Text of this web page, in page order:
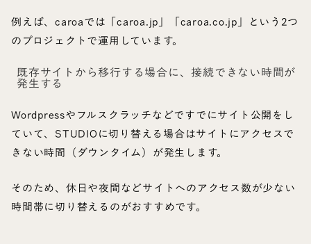
例えば、caroaでは「caroa.jp」「caroa.co.jp」という2つ
のプロジェクトで運用しています。
既存サイトから移行する場合に、接続できない時間が
発生する
Wordpressやフルスクラッチなどですでにサイト公開をし
ていて、STUDIOに切り替える場合はサイトにアクセスで
きない時間（ダウンタイム）が発生します。
そのため、休日や夜間などサイトへのアクセス数が少ない
時間帯に切り替えるのがおすすめです。